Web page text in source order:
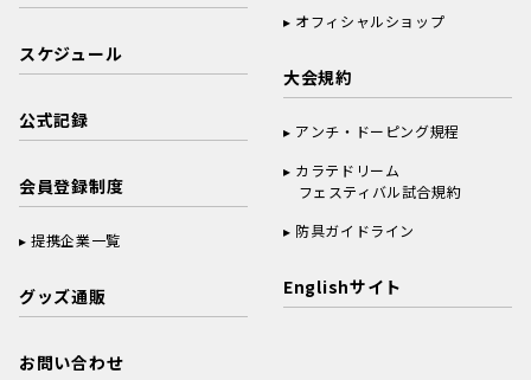
スケジュール
公式記録
会員登録制度
提携企業一覧
グッズ通販
お問い合わせ
オフィシャルショップ
大会規約
アンチ・ドーピング規程
カラテドリーム
フェスティバル試合規約
防具ガイドライン
Englishサイト